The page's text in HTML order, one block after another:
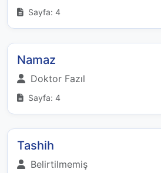
Sayfa: 4
Namaz
Doktor Fazıl
Sayfa: 4
Tashih
Belirtilmemiş